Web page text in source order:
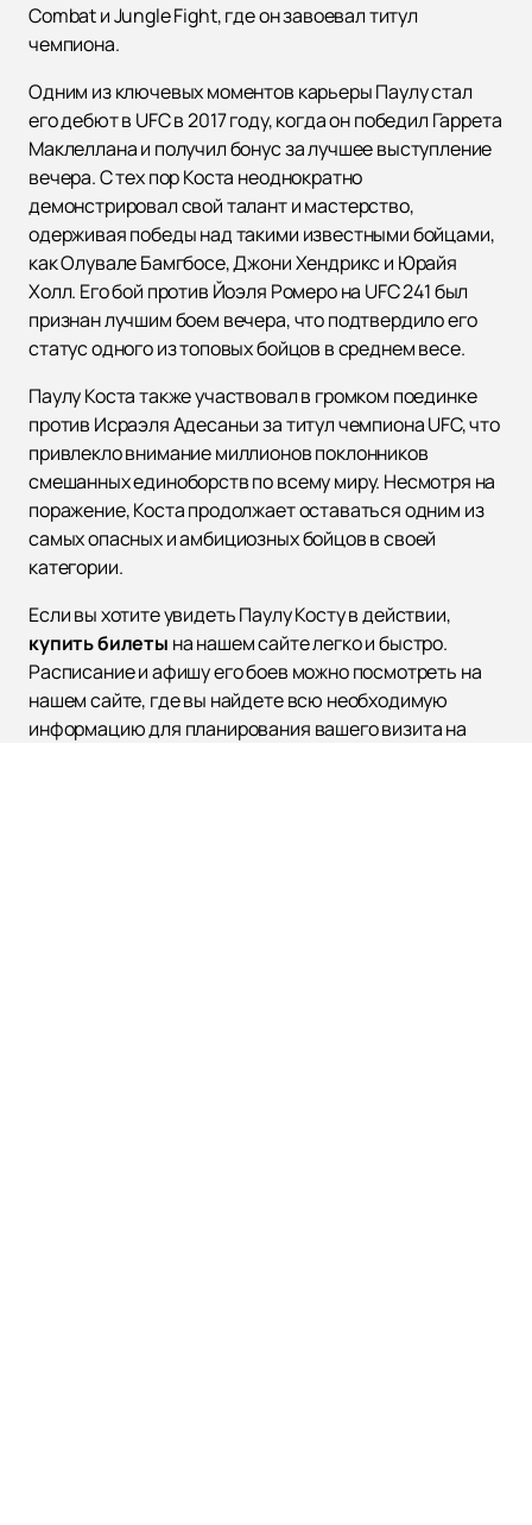
Combat и Jungle Fight, где он завоевал титул
чемпиона.
Одним из ключевых моментов карьеры Паулу стал
его дебют в UFC в 2017 году, когда он победил Гаррета
Маклеллана и получил бонус за лучшее выступление
вечера. С тех пор Коста неоднократно
демонстрировал свой талант и мастерство,
одерживая победы над такими известными бойцами,
как Олувале Бамгбосе, Джони Хендрикс и Юрайя
Холл. Его бой против Йоэля Ромеро на UFC 241 был
признан лучшим боем вечера, что подтвердило его
статус одного из топовых бойцов в среднем весе.
Паулу Коста также участвовал в громком поединке
против Исраэля Адесаньи за титул чемпиона UFC, что
привлекло внимание миллионов поклонников
смешанных единоборств по всему миру. Несмотря на
поражение, Коста продолжает оставаться одним из
самых опасных и амбициозных бойцов в своей
категории.
Если вы хотите увидеть Паулу Косту в действии,
купить билеты на нашем сайте легко и быстро.
Расписание и афишу его боев можно посмотреть на
нашем сайте, где вы найдете всю необходимую
информацию для планирования вашего визита на